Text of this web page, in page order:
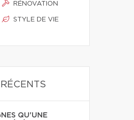
RÉNOVATION
STYLE DE VIE
QU'UNE